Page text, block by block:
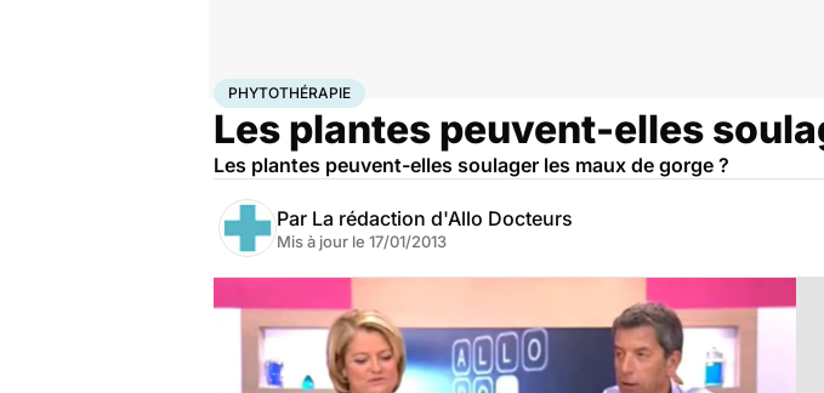
AccueilSantéBobos du quotidien
PHYTOTHÉRAPIE
Les plantes peuvent-elles
Les plantes peuvent-elles soulager les maux de gorge ?
Par La rédaction d'Allo Docteurs
Mis à jour le 17/01/2013